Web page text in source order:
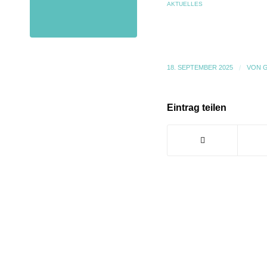
AKTUELLES
18. SEPTEMBER 2025 / VON
Eintrag teilen